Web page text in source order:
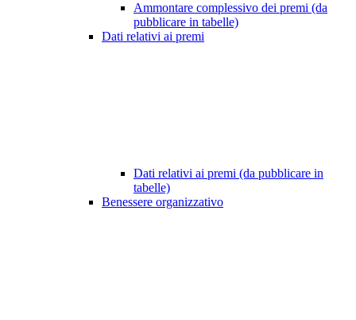
Ammontare complessivo dei premi (da
pubblicare in tabelle)
Dati relativi ai premi
Dati relativi ai premi (da pubblicare in
tabelle)
Benessere organizzativo